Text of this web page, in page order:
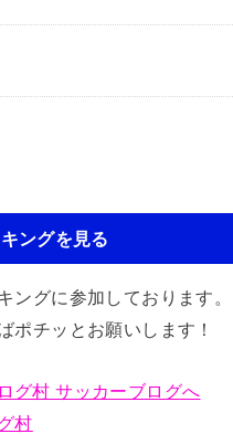
ングを見る
ングに参加しております。
ポチッとお願いします！
村